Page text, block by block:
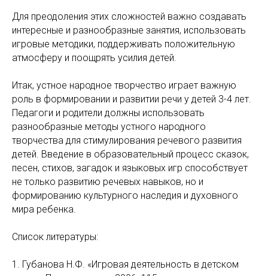
Для преодоления этих сложностей важно создавать
интересные и разнообразные занятия, использовать
игровые методики, поддерживать положительную
атмосферу и поощрять усилия детей.
Итак, устное народное творчество играет важную
роль в формировании и развитии речи у детей 3-4 лет.
Педагоги и родители должны использовать
разнообразные методы устного народного
творчества для стимулирования речевого развития
детей. Введение в образовательный процесс сказок,
песен, стихов, загадок и языковых игр способствует
не только развитию речевых навыков, но и
формированию культурного наследия и духовного
мира ребенка.
Список литературы:
1. Губанова Н.Ф. «Игровая деятельность в детском